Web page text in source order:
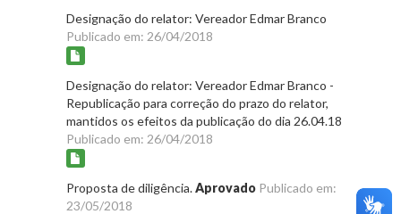
Designação do relator: Vereador Edmar Branco
Publicado em: 26/04/2018
Designação do relator: Vereador Edmar Branco -
Republicação para correção do prazo do relator,
mantidos os efeitos da publicação do dia 26.04.18
Publicado em: 26/04/2018
Proposta de diligência.Aprovado Publicado em:
23/05/2018